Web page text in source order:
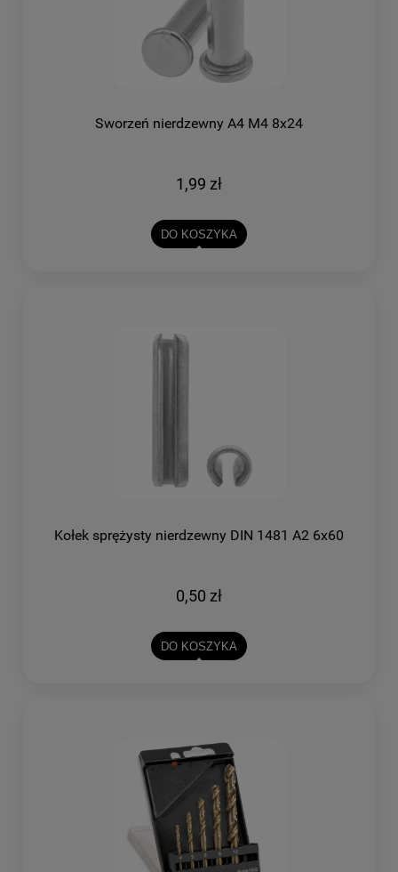
Sworzeń nierdzewny A4 M4 8x24
1,99 zł
DO KOSZYKA
Kołek sprężysty nierdzewny DIN 1481 A2 6x60
0,50 zł
DO KOSZYKA